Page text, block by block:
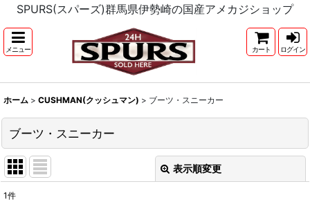
SPURS(スパーズ)群馬県伊勢崎の国産アメカジショップ
メニュー カート ログイン
ホーム > CUSHMAN(クッシュマン) > ブーツ・スニーカー
ブーツ・スニーカー
表示順変更
1件